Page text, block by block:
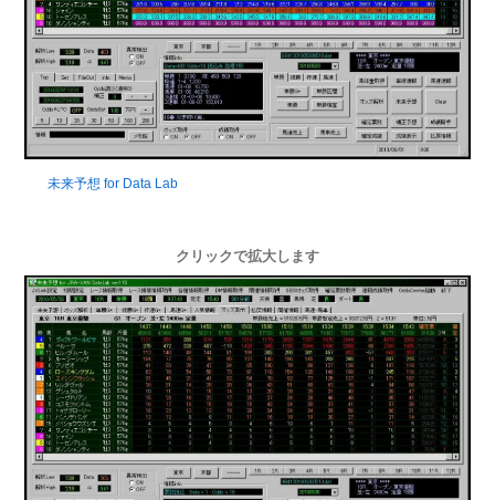
未来予想 for Data Lab
クリックで拡大します